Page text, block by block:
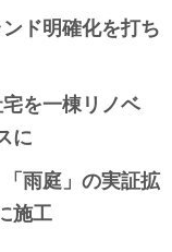
ド明確化を打ち
を一棟リノベ
に
雨庭」の実証拡
施工